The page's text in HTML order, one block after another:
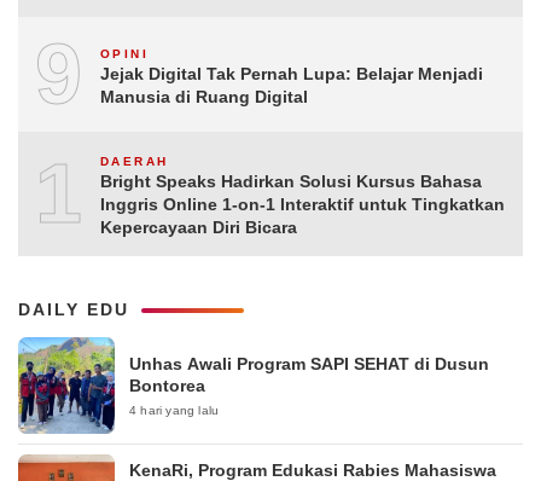
9 OPINI
Jejak Digital Tak Pernah Lupa: Belajar Menjadi
Manusia di Ruang Digital
10DAERAH
Bright Speaks Hadirkan Solusi Kursus Bahasa
Inggris Online 1-on-1 Interaktif untuk Tingkatkan
Kepercayaan Diri Bicara
DAILY EDU
Unhas Awali Program SAPI SEHAT di Dusun
Bontorea
4 hari yang lalu
KenaRi, Program Edukasi Rabies Mahasiswa